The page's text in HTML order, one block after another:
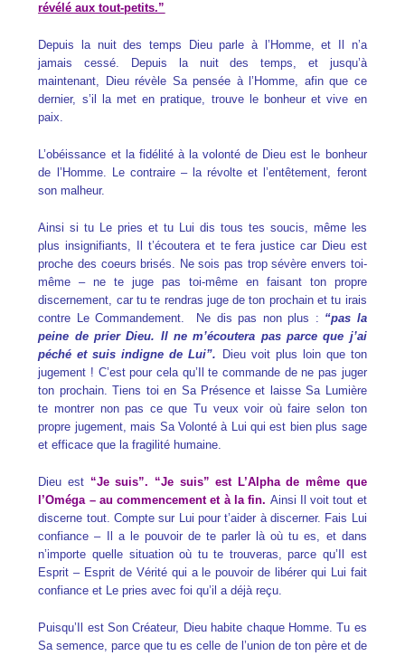
révélé aux tout-petits.”
Depuis la nuit des temps Dieu parle à l’Homme, et Il n’a
jamais cessé. Depuis la nuit des temps, et jusqu’à
maintenant, Dieu révèle Sa pensée à l’Homme, afin que ce
dernier, s’il la met en pratique, trouve le bonheur et vive en
paix.
L’obéissance et la fidélité à la volonté de Dieu est le bonheur
de l’Homme. Le contraire – la révolte et l’entêtement, feront
son malheur.
Ainsi si tu Le pries et tu Lui dis tous tes soucis, même les
plus insignifiants, Il t’écoutera et te fera justice car Dieu est
proche des coeurs brisés. Ne sois pas trop sévère envers toi-
même – ne te juge pas toi-même en faisant ton propre
discernement, car tu te rendras juge de ton prochain et tu irais
contre Le Commandement. Ne dis pas non plus : “pas la
peine de prier Dieu. Il ne m’écoutera pas parce que j’ai
péché et suis indigne de Lui”.
Dieu voit plus loin que ton
jugement ! C’est pour cela qu’Il te commande de ne pas juger
ton prochain. Tiens toi en Sa Présence et laisse Sa Lumière
te montrer non pas ce que Tu veux voir où faire selon ton
propre jugement, mais Sa Volonté à Lui qui est bien plus sage
et efficace que la fragilité humaine.
Dieu est “Je suis”. “Je suis” est L’Alpha de même que
l’Oméga – au commencement et à la fin. Ainsi Il voit tout et
discerne tout. Compte sur Lui pour t’aider à discerner. Fais Lui
confiance – Il a le pouvoir de te parler là où tu es, et dans
n’importe quelle situation où tu te trouveras, parce qu’Il est
Esprit – Esprit de Vérité qui a le pouvoir de libérer qui Lui fait
confiance et Le pries avec foi qu’il a déjà reçu.
Puisqu’Il est Son Créateur, Dieu habite chaque Homme. Tu es
Sa semence, parce que tu es celle de l’union de ton père et de